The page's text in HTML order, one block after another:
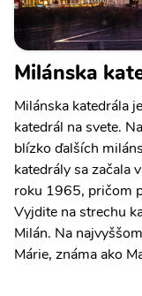
Milánska
Milánska katedrála
katedrál na svete.
blízko ďalších
katedrály sa začala
roku 1965, pričom
Vyjdite na strechu
Milán. Na
Márie, známa ako